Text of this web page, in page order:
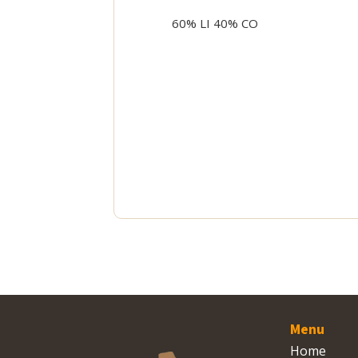
60% LI 40% CO
Menu
Home